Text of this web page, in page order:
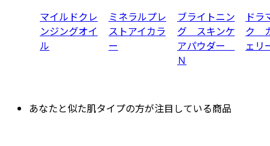
マイルドクレ
ンジングオイ
ル
ミネラルプレ
ストアイカラ
ー
ブライトニン
グ スキンケ
アパウダー
Ｎ
ドラ
ク
ェ
あなたと似た肌タイプの方が注目している商品